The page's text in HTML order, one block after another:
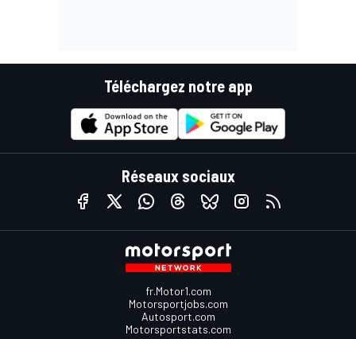
Téléchargez notre app
Réseaux sociaux
fr.Motor1.com
Motorsportjobs.com
Autosport.com
Motorsportstats.com